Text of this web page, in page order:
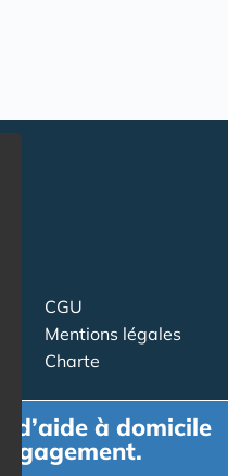
CGU
Mentions légales
Charte
Relation presse
d’aide à domicile